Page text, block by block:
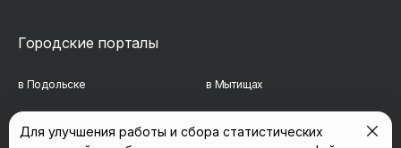
Городские порталы
в Подольске в Мытищах
Для улучшения работы и сбора статистических